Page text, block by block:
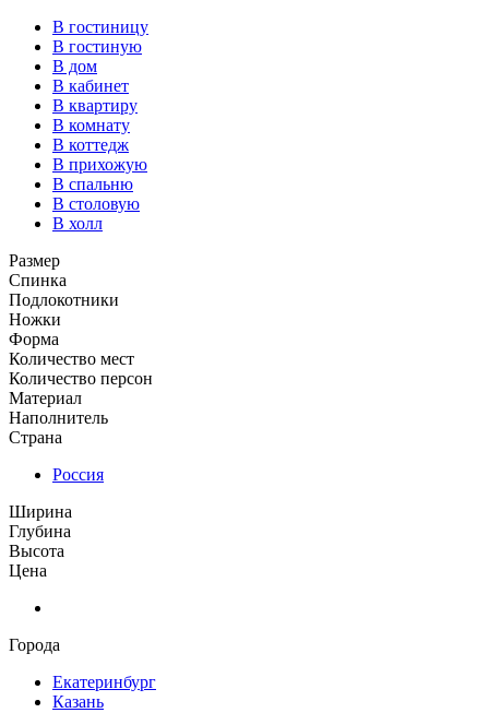
В гостиницу
В гостиную
В дом
В кабинет
В квартиру
В комнату
В коттедж
В прихожую
В спальню
В столовую
В холл
Размер
Спинка
Подлокотники
Ножки
Форма
Количество мест
Количество персон
Материал
Наполнитель
Страна
Россия
Ширина
Глубина
Высота
Цена
Города
Екатеринбург
Казань